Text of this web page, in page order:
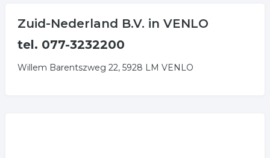
Zuid-Nederland B.V. in VENLO
tel. 077-3232200
Willem Barentszweg 22, 5928 LM VENLO